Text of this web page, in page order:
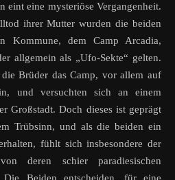
eint eine mysteriöse Vergangenheit.
ihrer Mutter wurden die beiden
Kommune, dem Camp Arcadia,
allgemein als „Ufo-Sekte“ gelten.
Brüder das Camp, vor allem auf
und versuchten sich an einem
Großstadt. Doch dieses ist geprägt
Trübsinn, und als die beiden ein
fühlt sich insbesondere der
deren schier paradiesischen